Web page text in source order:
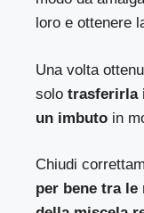
loro e ottenere
Una volta
solotrasferirla
un imbuto in
Chiudi
per bene tra